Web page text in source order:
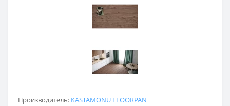
Производитель: KASTAMONU FLOORPAN